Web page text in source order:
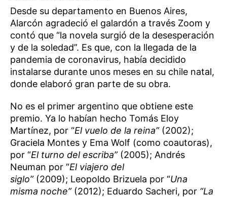
Desde su departamento en Buenos Aires,
Alarcón agradeció el galardón a través Zoom y
contó que “la novela surgió de la desesperación
y de la soledad”. Es que, con la llegada de la
pandemia de coronavirus, había decidido
instalarse durante unos meses en su chile natal,
donde elaboró gran parte de su obra.
No es el primer argentino que obtiene este
premio. Ya lo habían hecho Tomás Eloy
Martínez, por “El vuelo de la reina”(2002);
Graciela Montes y Ema Wolf (como coautoras),
por “El turno del escriba”(2005); Andrés
Neuman por “El viajero del
siglo”(2009); Leopoldo Brizuela por “Una
misma noche”(2012); Eduardo Sacheri, por “La